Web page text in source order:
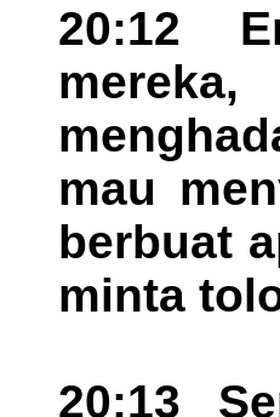
20:12
mau
berbuat
minta
20:13